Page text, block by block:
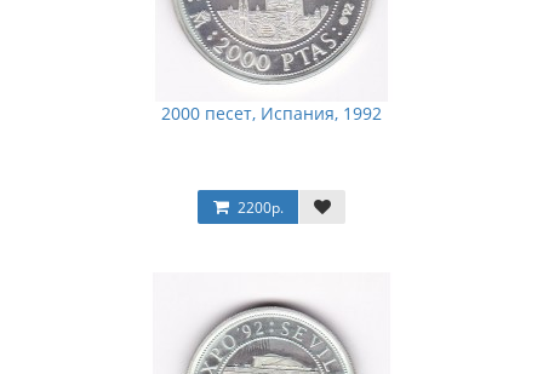
2000 песет, Испания, 1992
2200р.